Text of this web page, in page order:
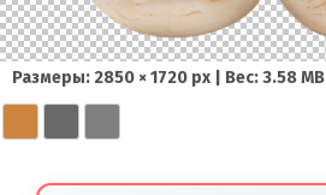
Размеры: 2850 × 1720 px | Вес: 3.58 MB